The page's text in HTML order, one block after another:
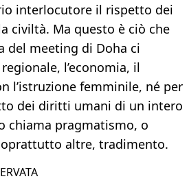
interlocutore il rispetto dei
civiltà. Ma questo è ciò che
del meeting di Doha ci
l’economia, il
l’istruzione femminile, né per
dei diritti umani di un intero
chiama pragmatismo, o
altre, tradimento.